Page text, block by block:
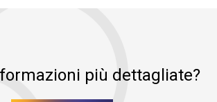
più dettagliate?